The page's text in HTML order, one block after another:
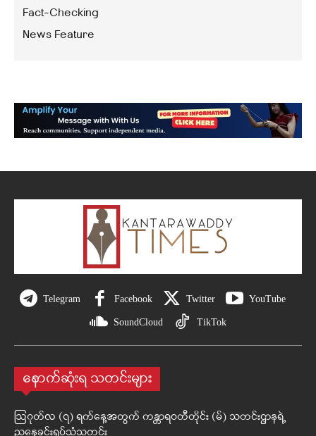
Fact-Checking
News Feature
Telegram Facebook Twitter YouTube
SoundCloud TikTok
နောက်ဆုံးရ သတင်းများ
ဩဂုတ်လ (၇) ရက်နေ့အတွက် ကန္တာရဝတီတိုင်း (မ်) သတင်းဌာနရဲ့
ညနေခင်းရုပ်သံသတင်း